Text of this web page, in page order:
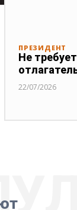
ПРЕЗИДЕНТ
Не требует
22/07/2026